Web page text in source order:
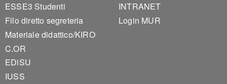
ESSE3 Studenti
Filo diretto segreteria
Materiale didattico/KIRO
C.OR
EDiSU
IUSS
INTRANET
Login MUR